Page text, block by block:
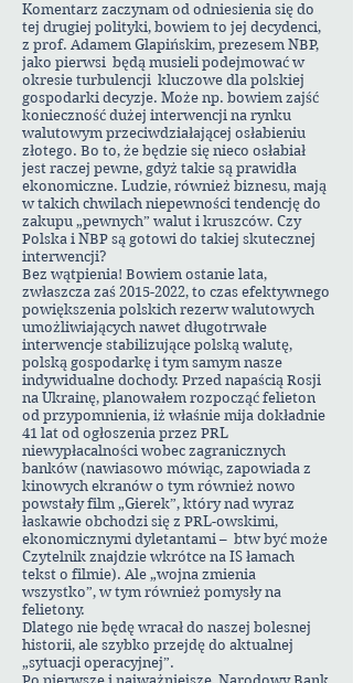
Komentarz zaczynam od odniesienia się do
tej drugiej polityki, bowiem to jej decydenci,
z prof. Adamem Glapińskim, prezesem NBP,
jako pierwsi będą musieli podejmować w
okresie turbulencji kluczowe dla polskiej
gospodarki decyzje. Może np. bowiem zajść
konieczność dużej interwencji na rynku
walutowym przeciwdziałającej osłabieniu
złotego. Bo to, że będzie się nieco osłabiał
jest raczej pewne, gdyż takie są prawidła
ekonomiczne. Ludzie, również biznesu, mają
w takich chwilach niepewności tendencję do
zakupu „pewnych” walut i kruszców. Czy
Polska i NBP są gotowi do takiej skutecznej
interwencji?
Bez wątpienia! Bowiem ostanie lata,
zwłaszcza zaś 2015-2022, to czas efektywnego
powiększenia polskich rezerw walutowych
umożliwiających nawet długotrwałe
interwencje stabilizujące polską walutę,
polską gospodarkę i tym samym nasze
indywidualne dochody. Przed napaścią Rosji
na Ukrainę, planowałem rozpocząć felieton
od przypomnienia, iż właśnie mija dokładnie
41 lat od ogłoszenia przez PRL
niewypłacalności wobec zagranicznych
banków (nawiasowo mówiąc, zapowiada z
kinowych ekranów o tym również nowo
powstały film „Gierek”, który nad wyraz
łaskawie obchodzi się z PRL-owskimi,
ekonomicznymi dyletantami – btw być może
Czytelnik znajdzie wkrótce na IS łamach
tekst o filmie). Ale „wojna zmienia
wszystko”, w tym również pomysły na
felietony.
Dlatego nie będę wracał do naszej bolesnej
historii, ale szybko przejdę do aktualnej
„sytuacji operacyjnej”.